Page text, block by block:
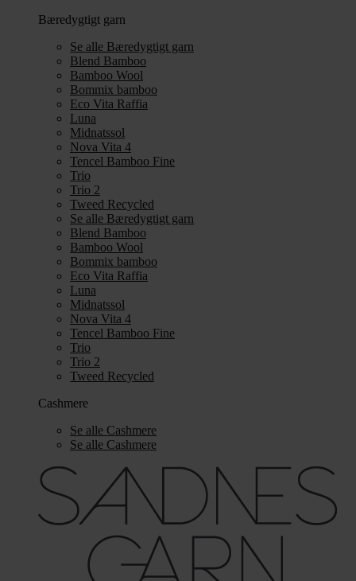
Bæredygtigt garn
Se alle Bæredygtigt garn
Blend Bamboo
Bamboo Wool
Bommix bamboo
Eco Vita Raffia
Luna
Midnatssol
Nova Vita 4
Tencel Bamboo Fine
Trio
Trio 2
Tweed Recycled
Se alle Bæredygtigt garn
Blend Bamboo
Bamboo Wool
Bommix bamboo
Eco Vita Raffia
Luna
Midnatssol
Nova Vita 4
Tencel Bamboo Fine
Trio
Trio 2
Tweed Recycled
Cashmere
Se alle Cashmere
Se alle Cashmere